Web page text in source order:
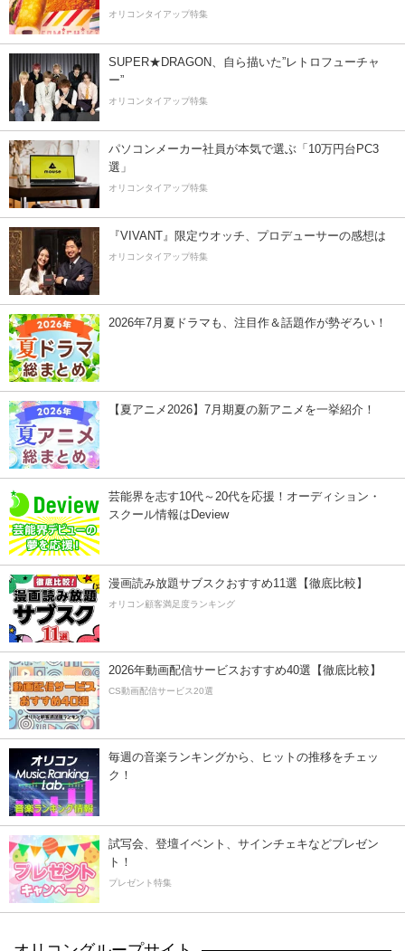
オリコンタイアップ特集
SUPER★DRAGON、自ら描いた”レトロフューチャ
ー”
オリコンタイアップ特集
パソコンメーカー社員が本気で選ぶ「10万円台PC3
選」
オリコンタイアップ特集
『VIVANT』限定ウオッチ、プロデューサーの感想は
オリコンタイアップ特集
2026年7月夏ドラマも、注目作＆話題作が勢ぞろい！
【夏アニメ2026】7月期夏の新アニメを一挙紹介！
芸能界を志す10代～20代を応援！オーディション・
スクール情報はDeview
漫画読み放題サブスクおすすめ11選【徹底比較】
オリコン顧客満足度ランキング
2026年動画配信サービスおすすめ40選【徹底比較】
CS動画配信サービス20選
毎週の音楽ランキングから、ヒットの推移をチェッ
ク！
試写会、登壇イベント、サインチェキなどプレゼン
ト！
プレゼント特集